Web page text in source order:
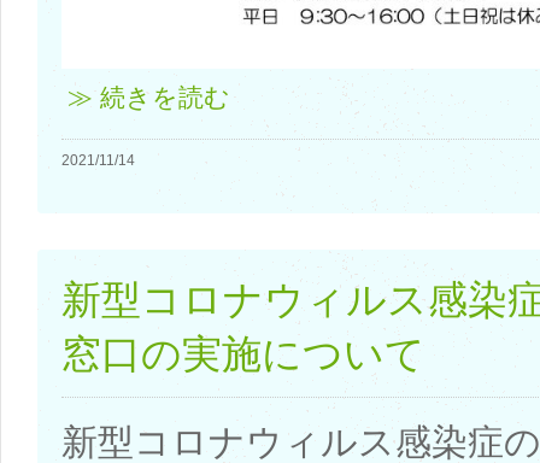
≫ 続きを読む
2021/11/14
新型コロナウィルス感染
窓口の実施について
新型コロナウィルス感染症